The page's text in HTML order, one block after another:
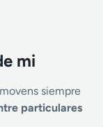
mi
siempre
particulares